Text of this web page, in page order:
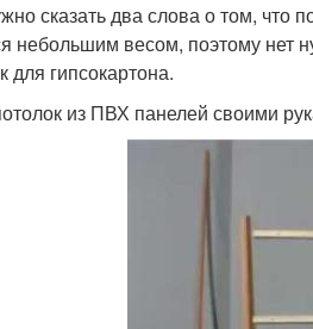
сказать два слова о том, что
небольшим весом, поэтому нет
для гипсокартона.
из ПВХ панелей своими